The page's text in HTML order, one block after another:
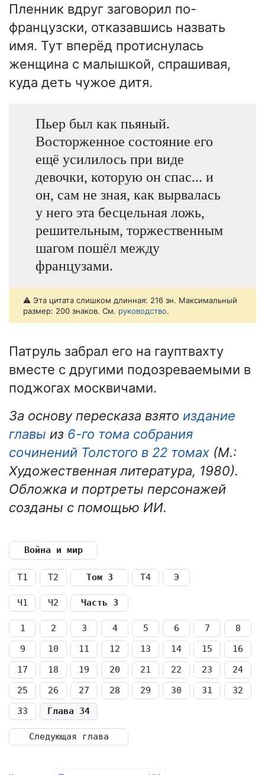
Пленник вдруг заговорил по-
французски, отказавшись назвать
имя. Тут вперёд протиснулась
женщина с малышкой, спрашивая,
куда деть чужое дитя.
Пьер был как пьяный.
Восторженное состояние его
ещё усилилось при виде
девочки, которую он спас... и
он, сам не зная, как вырвалась
у него эта бесцельная ложь,
решительным, торжественным
шагом пошёл между
французами.
⚠️ Эта цитата слишком длинная: 216 зн. Максимальный
размер: 200 знаков. См. руководство.
Патруль забрал его на гауптвахту
вместе с другими подозреваемыми в
поджогах москвичами.
За основу пересказа взято издание
главы из 6-го тома собрания
сочинений Толстого в 22 томах (М.:
Художественная литература, 1980).
Обложка и портреты персонажей
созданы с помощью ИИ.
Война и мир
Т1 Т2 Том 3 Т4 Э
Ч1 Ч2 Часть 3
1 2 3 4 5 6 7
8
9
10 11 12 13 14 15
16
17
18 19 20 21 22 23
24
25
26 27 28 29 30 31
32
33
Глава 34
Следующая глава